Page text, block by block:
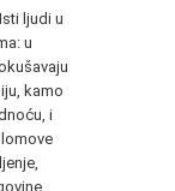
ljudi u
u
kamo
i